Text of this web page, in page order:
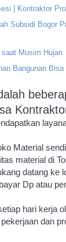
| Kontraktor
Subsidi Bogor
saat Musim Hujan
Bangunan
Material
material di
datang ke
Dp atau
hari kerja
dan